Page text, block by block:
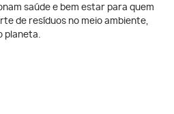
saúde e bem estar para quem
de resíduos no meio ambiente,
planeta.